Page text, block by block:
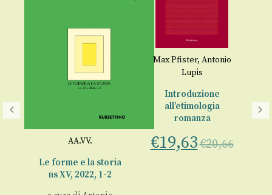
AA.VV.
Le forme e la storia
ns XV, 2022, 1-2
Max Pfister, Antonio
Lupis
Introduzione
all’etimologia
romanza
€19,63€20,66